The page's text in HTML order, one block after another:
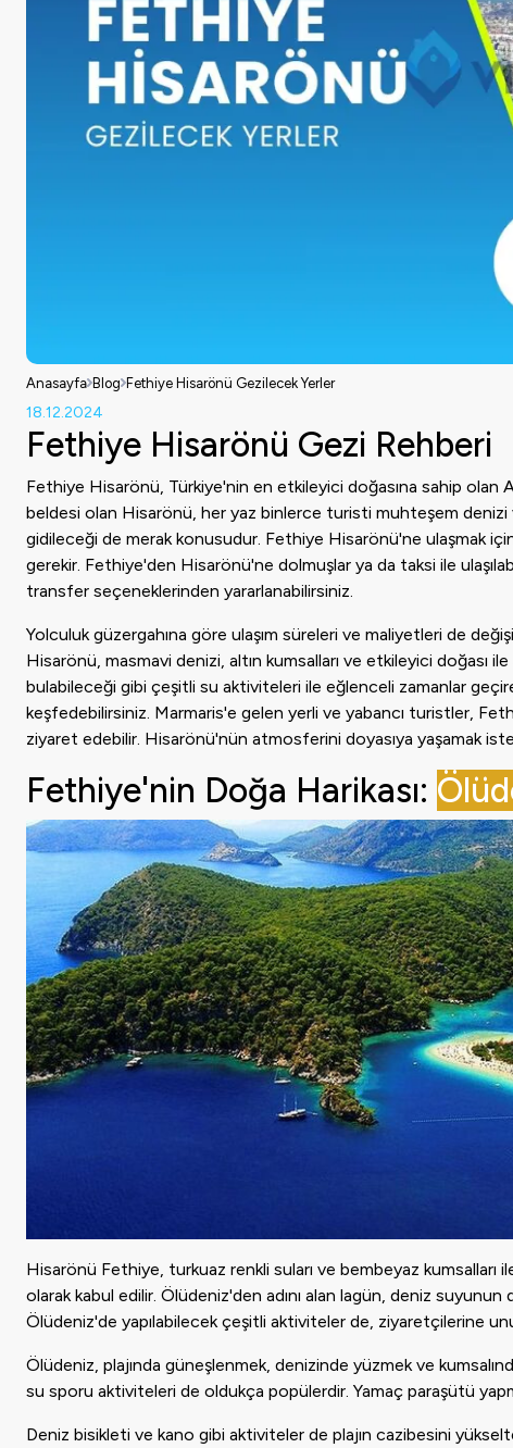
Anasayfa Blog Fethiye Hisarönü Gezilecek Yerler
18.12.2024
Fethiye Hisarönü Gezi Rehberi
Fethiye Hisarönü, Türkiye'nin en etkileyici doğasına sahip olan
beldesi olan Hisarönü, her yaz binlerce turisti muhteşem denizi
gidileceği de merak konusudur. Fethiye Hisarönü'ne ulaşmak
gerekir. Fethiye'den Hisarönü'ne dolmuşlar ya da taksi ile
transfer seçeneklerinden yararlanabilirsiniz.
Yolculuk güzergahına göre ulaşım süreleri ve maliyetleri de
Hisarönü, masmavi denizi, altın kumsalları ve etkileyici
bulabileceği gibi çeşitli su aktiviteleri ile eğlenceli zamanlar
keşfedebilirsiniz. Marmaris'e gelen yerli ve yabancı turistler,
ziyaret edebilir. Hisarönü'nün atmosferini doyasıya yaşamak
Fethiye'nin Doğa Harikası:
Hisarönü Fethiye, turkuaz renkli suları ve bembeyaz kumsalları
olarak kabul edilir. Ölüdeniz'den adını alan lagün, deniz suyunun
Ölüdeniz'de yapılabilecek çeşitli aktiviteler de, ziyaretçilerine
Ölüdeniz, plajında güneşlenmek, denizinde yüzmek ve
su sporu aktiviteleri de oldukça popülerdir. Yamaç paraşütü
Deniz bisikleti ve kano gibi aktiviteler de plajın cazibesini